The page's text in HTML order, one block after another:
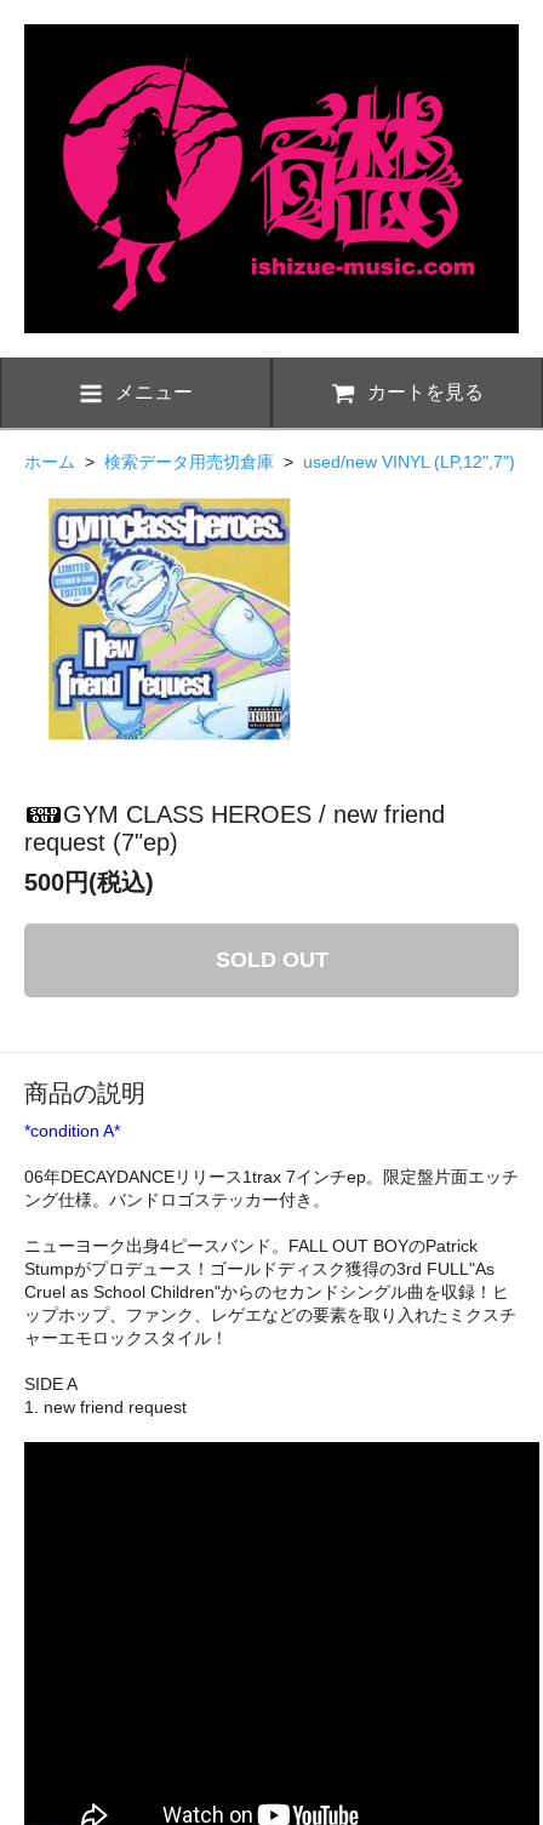
メニュー カートを見る
ホーム > 検索データ用売切倉庫 > used/new VINYL (LP,12",7")
GYM CLASS HEROES / new friend
request (7"ep)
500円(税込)
SOLD OUT
商品の説明
*condition A*
06年DECAYDANCEリリース1trax 7インチep。限定盤片面エッチ
ング仕様。バンドロゴステッカー付き。
ニューヨーク出身4ピースバンド。FALL OUT BOYのPatrick
Stumpがプロデュース！ゴールドディスク獲得の3rd FULL"As
Cruel as School Children"からのセカンドシングル曲を収録！ヒ
ップホップ、ファンク、レゲエなどの要素を取り入れたミクスチ
ャーエモロックスタイル！
SIDE A
1. new friend request